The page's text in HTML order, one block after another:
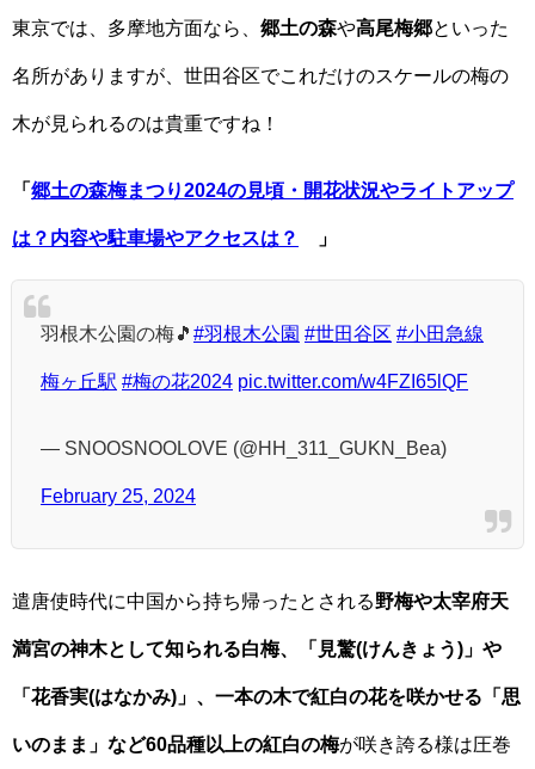
東京では、多摩地方面なら、 郷土の森や高尾梅郷といった
名所がありますが、世田谷区でこれだけのスケールの梅の
木が見られるのは貴重ですね！
「 郷土の森梅まつり2024の見頃・開花状況やライトアップ
は？内容や駐車場やアクセスは？ 」
羽根木公園の梅🎵 #羽根木公園 #世田谷区 #小田急線
梅ヶ丘駅 #梅の花2024 pic.twitter.com/w4FZI65lQF
— SNOOSNOOLOVE (@HH_311_GUKN_Bea)
February 25, 2024
遣唐使時代に中国から持ち帰ったとされる野梅や太宰府天
満宮の神木として知られる白梅、「見驚(けんきょう)」や
「花香実(はなかみ)」、一本の木で紅白の花を咲かせる「思
いのまま」など60品種以上の紅白の梅が咲き誇る様は圧巻